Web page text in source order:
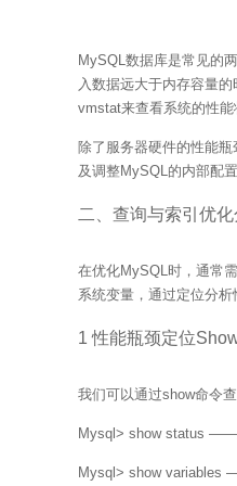
MySQL数据库是常见的
入数据远大于内存容量
vmstat来查看系统的性能
除了服务器硬件的性能
及调整MySQL的内部配置
二、查询与索引优
在优化MySQL时，通常
系统变量，通过定位分
1 性能瓶颈定位
我们可以通过show命令
Mysql> show status ——
Mysql> show variables